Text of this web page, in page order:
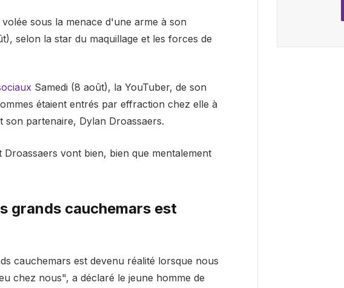
sous la menace d'une arme à son
selon la star du maquillage et les forces de
Samedi (8 août), la YouTuber, de son
étaient entrés par effraction chez elle à
son partenaire, Dylan Droassaers.
vont bien, bien que mentalement
grands cauchemars est
cauchemars est devenu réalité lorsque nous
chez nous", a déclaré le jeune homme de